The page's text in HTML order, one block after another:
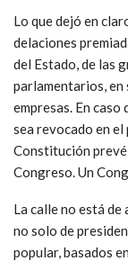
Lo que dejó en
delaciones
del Estado, de las
parlamentarios, en
empresas. En caso
sea revocado en
Constitución
Congreso. Un
La calle no está
no solo de
popular, basados